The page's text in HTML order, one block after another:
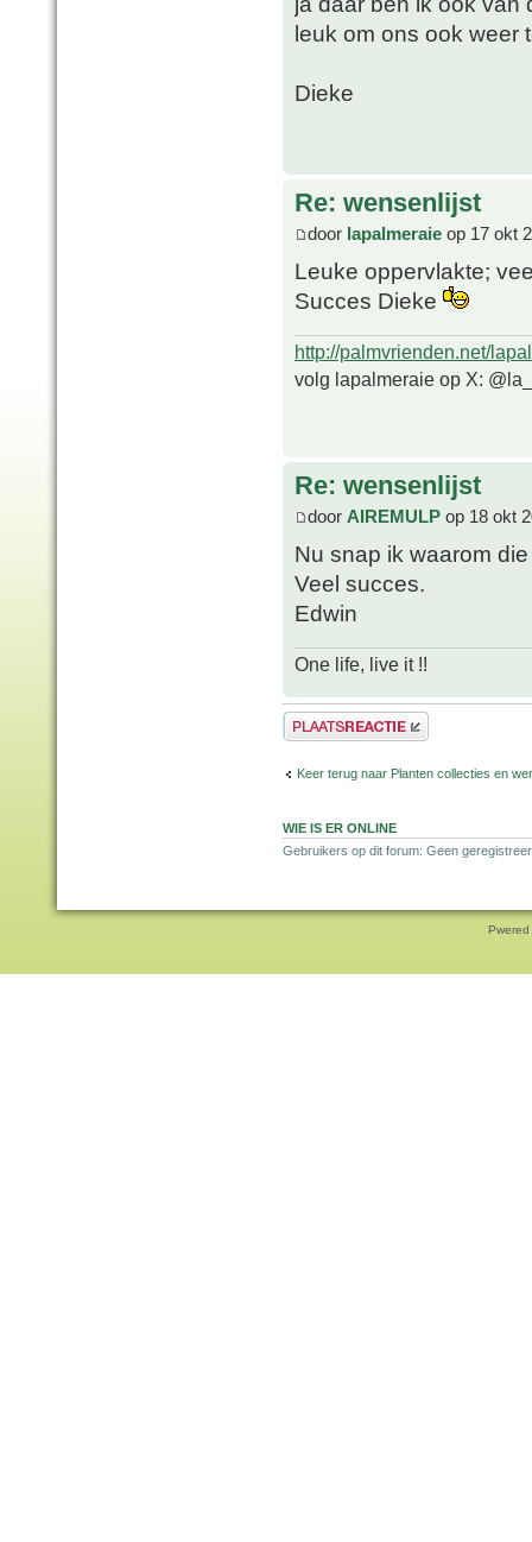
leuk om ons ook weer
Dieke
Re: wensenlijst
door lapalmeraie op 17 okt
Leuke oppervlakte;
Succes Dieke
http://palmvrienden.net/
volg lapalmeraie op X:
Re: wensenlijst
door AIREMULP op 18 okt
Nu snap ik waarom
Veel succes.
Edwin
One life, live it !!
Plaats een reactie
Keer terug naar Planten collecties en
WIE IS ER ONLINE
Gebruikers op dit forum: Geen